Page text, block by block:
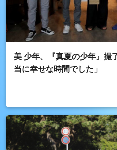
美 少年、『真夏の少年』撮
当に幸せな時間でした」